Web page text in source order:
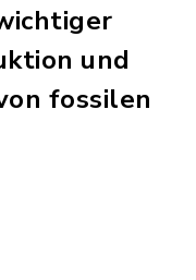
und
fossilen